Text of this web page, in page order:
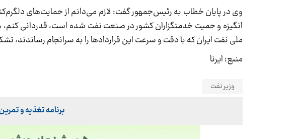
وی در پایان خطاب به رئیس‌جمهور گفت: لازم می‌دانم از حمایت‌های
انگیزه و حمیت خدمتگزاران کشور در صنعت نفت شده است، قدردانی
ملی نفت ایران که با دقت و سرعت این قراردادها را به سرانجام رساندند،
منبع: ایرنا
وزیر نفت
برنامه تغذیه و